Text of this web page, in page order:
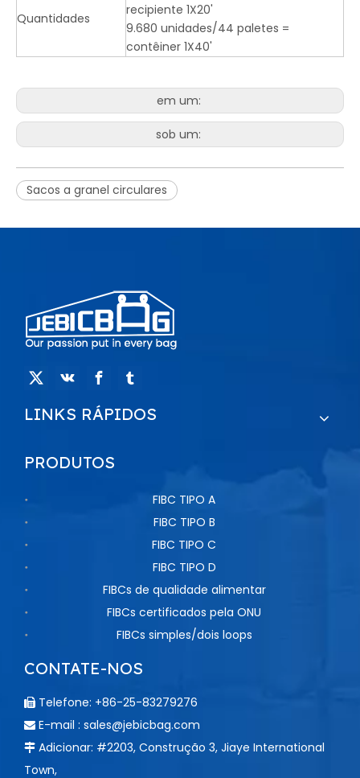
Quantidades
recipiente 1X20'
9.680 unidades/44 paletes =
contêiner 1X40'
em um:
sob um:
Sacos a granel circulares
LINKS RÁPIDOS
PRODUTOS
FIBC TIPO A
FIBC TIPO B
FIBC TIPO C
FIBC TIPO D
FIBCs de qualidade alimentar
FIBCs certificados pela ONU
FIBCs simples/dois loops
CONTATE-NOS
 Telefone: +86-25-83279276
 E-mail : sales@jebicbag.com
 Adicionar: #2203, Construção 3, Jiaye International
Town,